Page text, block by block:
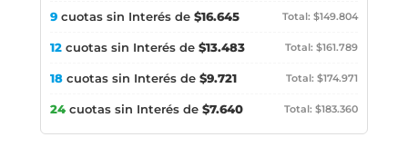
9 cuotas sin Interés de $16.645 Total: $149.804
12 cuotas sin Interés de $13.483 Total: $161.789
18 cuotas sin Interés de $9.721 Total: $174.971
24 cuotas sin Interés de $7.640 Total: $183.360